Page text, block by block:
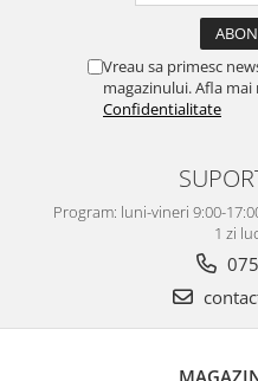
Vreau sa primesc
magazinului. Afla mai
Confidentialitate
Program: luni-vineri 9:00-
1 zi